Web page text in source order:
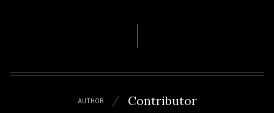
AUTHOR Contributor